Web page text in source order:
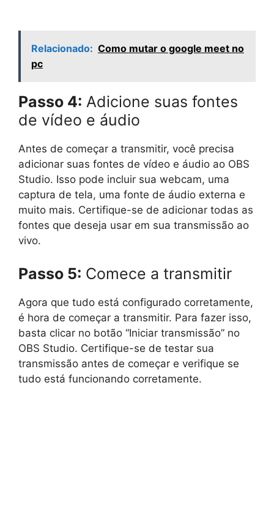
Relacionado: Como mutar o google meet no
pc
Passo 4: Adicione suas fontes
de vídeo e áudio
Antes de começar a transmitir, você precisa
adicionar suas fontes de vídeo e áudio ao OBS
Studio. Isso pode incluir sua webcam, uma
captura de tela, uma fonte de áudio externa e
muito mais. Certifique-se de adicionar todas as
fontes que deseja usar em sua transmissão ao
vivo.
Passo 5: Comece a transmitir
Agora que tudo está configurado corretamente,
é hora de começar a transmitir. Para fazer isso,
basta clicar no botão “Iniciar transmissão” no
OBS Studio. Certifique-se de testar sua
transmissão antes de começar e verifique se
tudo está funcionando corretamente.